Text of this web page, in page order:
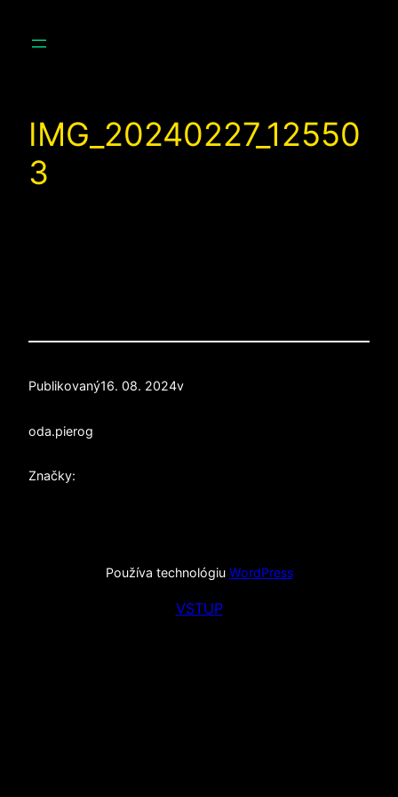
IMG_20240227_12550
3
Publikovaný16. 08. 2024v
oda.pierog
Značky:
Používa technológiu WordPress
VSTUP